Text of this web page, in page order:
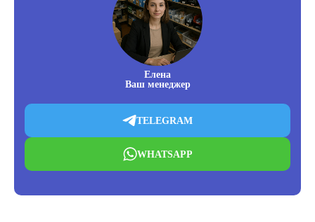
Елена
Ваш менеджер
TELEGRAM
WHATSAPP